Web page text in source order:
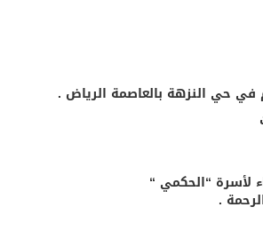
في حي النزهة بالعاصمة الرياض .
لأسرة “الحكمي “
.